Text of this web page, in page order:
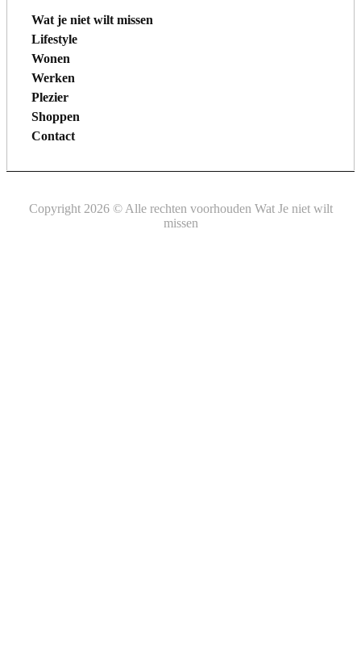
Wat je niet wilt missen
Lifestyle
Wonen
Werken
Plezier
Shoppen
Contact
Copyright 2026 © Alle rechten voorhouden Wat Je niet wilt
missen